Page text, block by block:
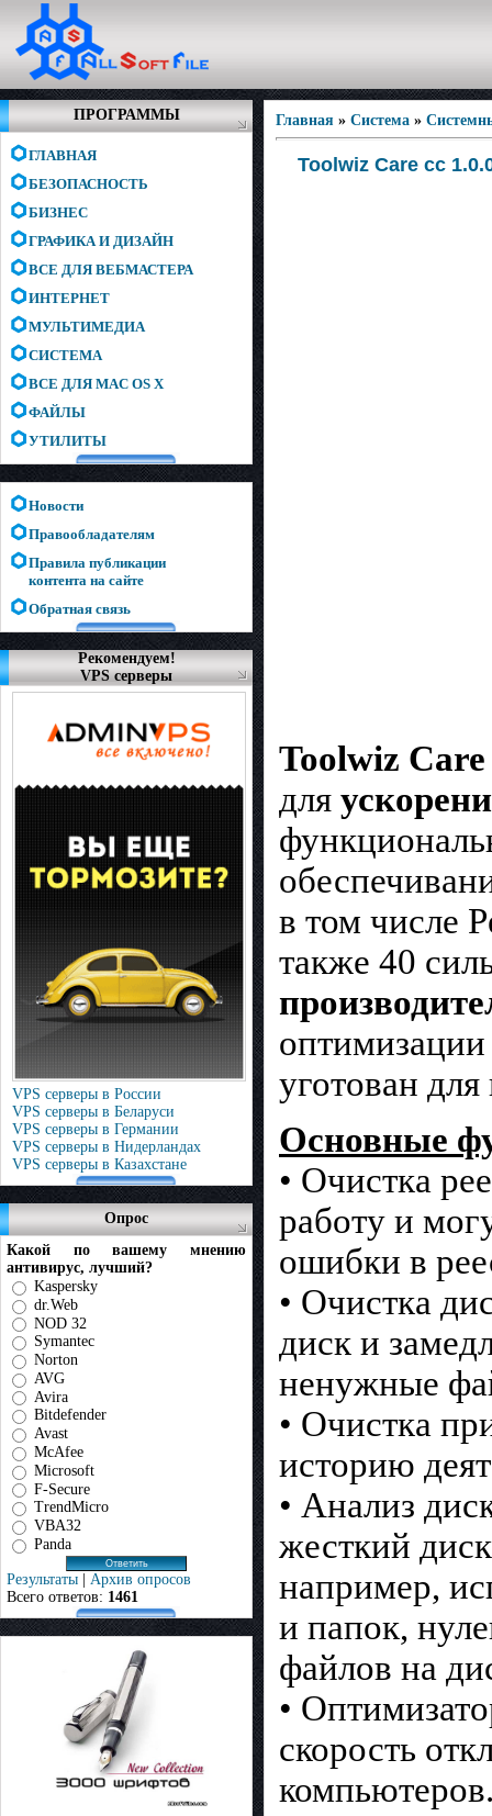
ПРОГРАММЫ
ГЛАВНАЯ
БЕЗОПАСНОСТЬ
БИЗНЕС
ГРАФИКА И ДИЗАЙН
ВСЕ ДЛЯ ВЕБМАСТЕРА
ИНТЕРНЕТ
МУЛЬТИМЕДИА
СИСТЕМА
ВСЕ ДЛЯ MAC OS X
ФАЙЛЫ
УТИЛИТЫ
Новости
Правообладателям
Правила публикации
контента на сайте
Обратная связь
Рекомендуем!
VPS серверы
VPS серверы в России
VPS серверы в Беларуси
VPS серверы в Германии
VPS серверы в Нидерландах
VPS серверы в Казахстане
Опрос
Какой по вашему мнению
антивирус, лучший?
Kaspersky
dr.Web
NOD 32
Symantec
Norton
AVG
Avira
Bitdefender
Avast
McAfee
Microsoft
F-Secure
TrendMicro
VBA32
Panda
Результаты | Архив опросов
Всего ответов: 1461
Главная » Система »
Toolwiz Care сс
Toolwiz
для
в том числе
также 40
уготован
Основные
• Очистка
работу и
ошибки в
• Очистка
диск и
ненужные
• Очистка
историю
• Анализ
жесткий
например,
и папок,
файлов на
•
скорость